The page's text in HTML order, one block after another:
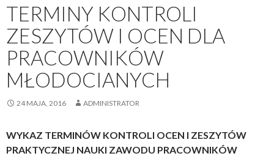
TERMINY KONTROLI
ZESZYTÓW I OCEN DLA
PRACOWNIKÓW
MŁODOCIANYCH
24 MAJA, 2016 ADMINISTRATOR
WYKAZ TERMINÓW KONTROLI OCEN I ZESZYTÓW
PRAKTYCZNEJ NAUKI ZAWODU PRACOWNIKÓW